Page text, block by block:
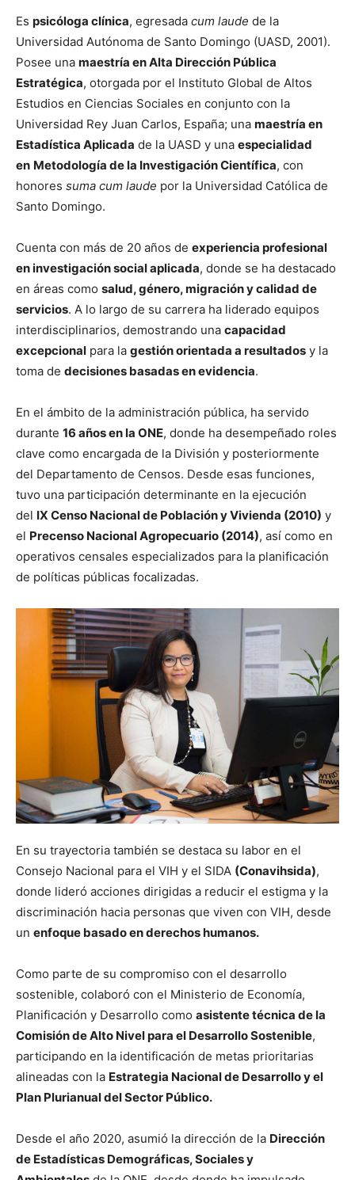
Es psicóloga clínica, egresada cum laude de la
Universidad Autónoma de Santo Domingo (UASD, 2001).
Posee una maestría en Alta Dirección Pública
Estratégica, otorgada por el Instituto Global de Altos
Estudios en Ciencias Sociales en conjunto con la
Universidad Rey Juan Carlos, España; una maestría en
Estadística Aplicada de la UASD y una especialidad
en Metodología de la Investigación Científica, con
honores suma cum laude por la Universidad Católica de
Santo Domingo.
Cuenta con más de 20 años de experiencia profesional
en investigación social aplicada, donde se ha destacado
en áreas como salud, género, migración y calidad de
servicios. A lo largo de su carrera ha liderado equipos
interdisciplinarios, demostrando una capacidad
excepcional para la gestión orientada a resultados y la
toma de decisiones basadas en evidencia.
En el ámbito de la administración pública, ha servido
durante 16 años en la ONE, donde ha desempeñado roles
clave como encargada de la División y posteriormente
del Departamento de Censos. Desde esas funciones,
tuvo una participación determinante en la ejecución
del IX Censo Nacional de Población y Vivienda (2010) y
el Precenso Nacional Agropecuario (2014), así como en
operativos censales especializados para la planificación
de políticas públicas focalizadas.
En su trayectoria también se destaca su labor en el
Consejo Nacional para el VIH y el SIDA (Conavihsida),
donde lideró acciones dirigidas a reducir el estigma y la
discriminación hacia personas que viven con VIH, desde
un enfoque basado en derechos humanos.
Como parte de su compromiso con el desarrollo
sostenible, colaboró con el Ministerio de Economía,
Planificación y Desarrollo como asistente técnica de la
Comisión de Alto Nivel para el Desarrollo Sostenible,
participando en la identificación de metas prioritarias
alineadas con la Estrategia Nacional de Desarrollo y el
Plan Plurianual del Sector Público.
Desde el año 2020, asumió la dirección de la Dirección
de Estadísticas Demográficas, Sociales y